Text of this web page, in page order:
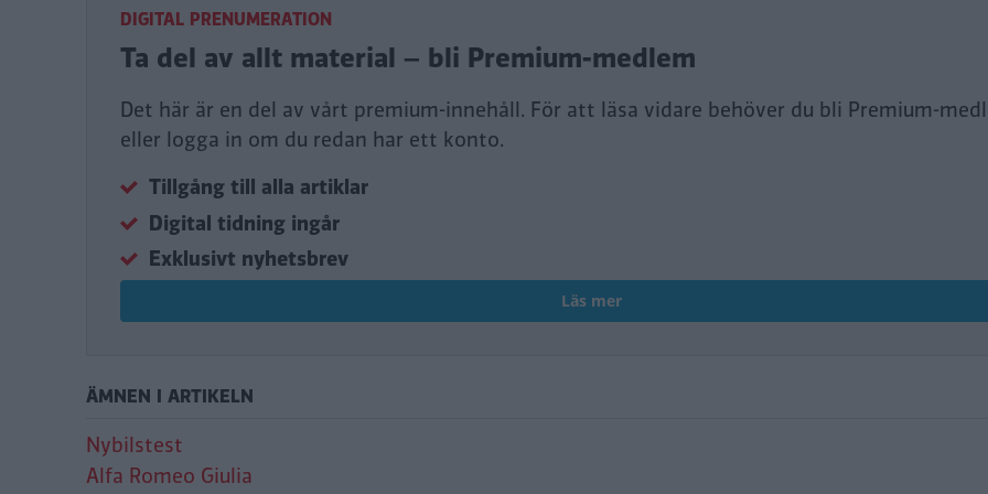
DIGITAL PRENUMERATION
Ta del av allt material – bli Premium-medlem
Det här är en del av vårt premium-innehåll. För att läsa vidare behöver du bli Premium-
eller logga in om du redan har ett konto.
Tillgång till alla artiklar
Digital tidning ingår
Exklusivt nyhetsbrev
Läs mer
ÄMNEN I ARTIKELN
Nybilstest
Alfa Romeo Giulia